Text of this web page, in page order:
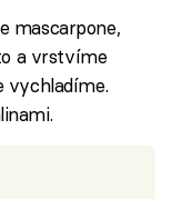
mascarpone,
a vrstvíme
vychladíme.